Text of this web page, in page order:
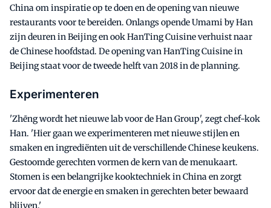
China om inspiratie op te doen en de opening van nieuwe
restaurants voor te bereiden. Onlangs opende Umami by Han
zijn deuren in Beijing en ook HanTing Cuisine verhuist naar
de Chinese hoofdstad. De opening van HanTing Cuisine in
Beijing staat voor de tweede helft van 2018 in de planning.
Experimenteren
'Zhēng wordt het nieuwe lab voor de Han Group', zegt chef-kok
Han. 'Hier gaan we experimenteren met nieuwe stijlen en
smaken en ingrediënten uit de verschillende Chinese keukens.
Gestoomde gerechten vormen de kern van de menukaart.
Stomen is een belangrijke kooktechniek in China en zorgt
ervoor dat de energie en smaken in gerechten beter bewaard
blijven.'